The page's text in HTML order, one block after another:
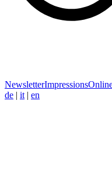
NewsletterImpressions
de | it | en